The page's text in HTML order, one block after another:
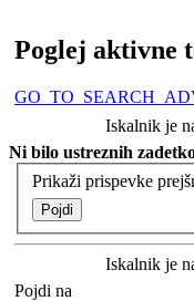
Poglej aktivne
Iskalnik je
Ni bilo ustreznih
Prikaži prispevke
Iskalnik je
Pojdi na